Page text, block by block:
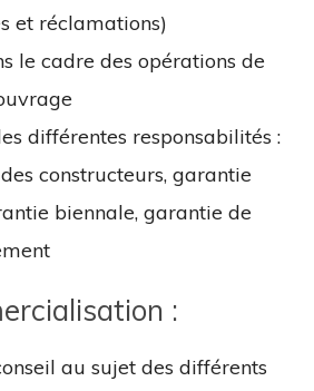
et réclamations)
le cadre des opérations de
différentes responsabilités :
constructeurs, garantie
biennale, garantie de
:
au sujet des différents